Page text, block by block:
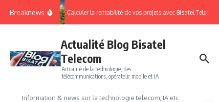
Breaknews Calculer la rentabilité de vos projets avec Bisatel Telecom.
Actualité Blog Bisatel
Telecom
Actualité de la technologie, des
télécommunications, opérateur mobile et IA
Information & news sur la technologie telecom, IA etc